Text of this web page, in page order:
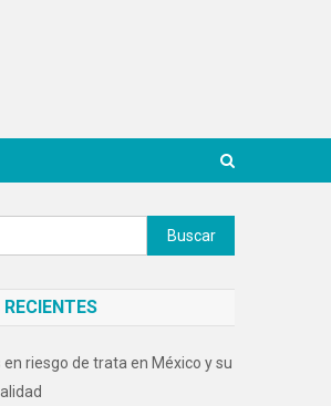
Buscar:
en riesgo de trata en México y su